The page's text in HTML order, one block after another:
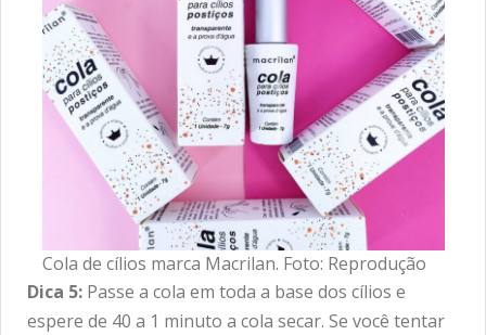
Cola de cílios marca Macrilan. Foto: Reprodução
Dica 5: Passe a cola em toda a base dos cílios e
espere de 40 a 1 minuto a cola secar. Se você tentar